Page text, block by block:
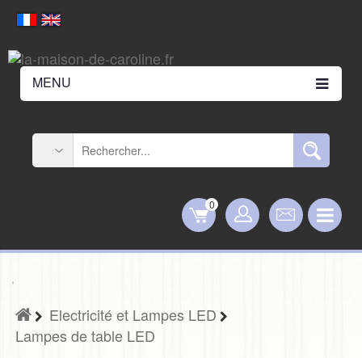
MENU
0
Electricité et Lampes LED
Lampes de table LED